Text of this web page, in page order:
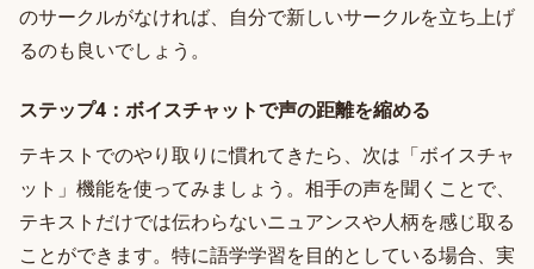
のサークルがなければ、自分で新しいサークルを立ち上げ
るのも良いでしょう。
ステップ4：ボイスチャットで声の距離を縮める
テキストでのやり取りに慣れてきたら、次は「ボイスチャ
ット」機能を使ってみましょう。相手の声を聞くことで、
テキストだけでは伝わらないニュアンスや人柄を感じ取る
ことができます。特に語学学習を目的としている場合、実